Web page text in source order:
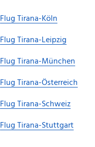
Flug Tirana-Köln
Flug Tirana-Leipzig
Flug Tirana-München
Flug Tirana-Österreich
Flug Tirana-Schweiz
Flug Tirana-Stuttgart